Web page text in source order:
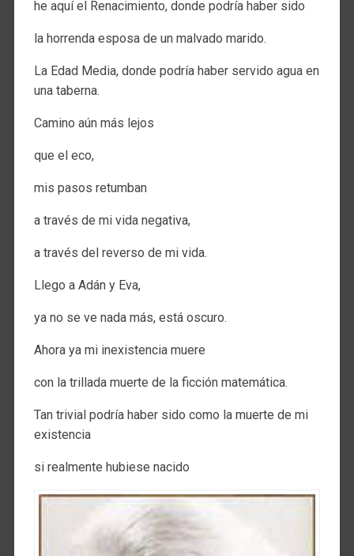
he aquí el Renacimiento, donde podría haber sido
la horrenda esposa de un malvado marido.
La Edad Media, donde podría haber servido agua en
una taberna.
Camino aún más lejos
que el eco,
mis pasos retumban
a través de mi vida negativa,
a través del reverso de mi vida.
Llego a Adán y Eva,
ya no se ve nada más, está oscuro.
Ahora ya mi inexistencia muere
con la trillada muerte de la ficción matemática.
Tan trivial podría haber sido como la muerte de mi
existencia
si realmente hubiese nacido